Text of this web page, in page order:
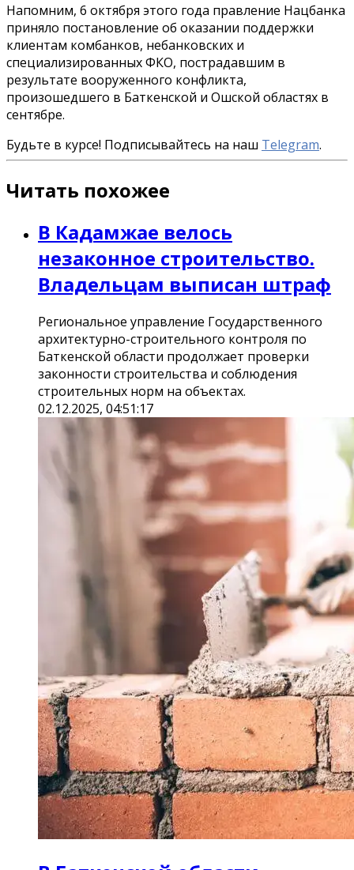
Напомним, 6 октября этого года правление Нацбанка
приняло постановление об оказании поддержки
клиентам комбанков, небанковских и
специализированных ФКО, пострадавшим в
результате вооруженного конфликта,
произошедшего в Баткенской и Ошской областях в
сентябре.
Будьте в курсе! Подписывайтесь на наш Telegram.
Читать похожее
В Кадамжае велось
незаконное строительство.
Владельцам выписан штраф
Региональное управление Государственного
архитектурно-строительного контроля по
Баткенской области продолжает проверки
законности строительства и соблюдения
строительных норм на объектах.
02.12.2025, 04:51:17